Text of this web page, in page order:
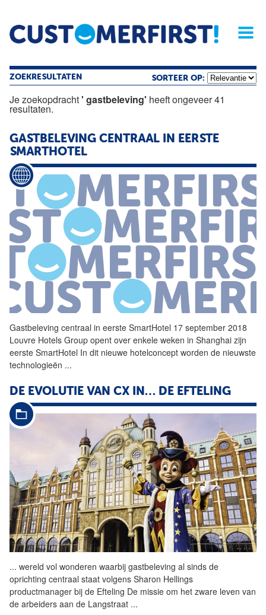
Home Opinie Archief
Magazine
ZOEKRESULTATEN SORTEER OP:
Je zoekopdracht' gastbeleving' heeft ongeveer 41
resultaten.
GASTBELEVING CENTRAAL IN EERSTE
SMARTHOTEL
Gastbeleving centraal in eerste SmartHotel 17 september 2018
Louvre Hotels Group opent over enkele weken in Shanghai zijn
eerste SmartHotel In dit nieuwe hotelconcept worden de nieuwste
technologieën ...
DE EVOLUTIE VAN CX IN… DE EFTELING
... wereld vol wonderen waarbij gastbeleving al sinds de
oprichting centraal staat volgens Sharon Hellings
productmanager bij de Efteling De missie om het zware leven van
de arbeiders aan de Langstraat ...